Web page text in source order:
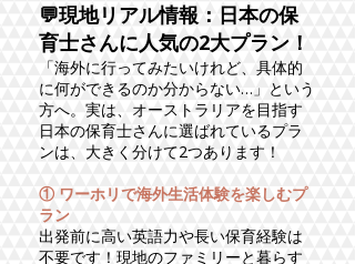
💬現地リアル情報：日本の保
育士さんに人気の2大プラン！
「海外に行ってみたいけれど、具体的
に何ができるのか分からない…」という
方へ。実は、オーストラリアを目指す
日本の保育士さんに選ばれているプラ
ンは、大きく分けて2つあります！
① ワーホリで海外生活体験を楽しむプ
ラン
出発前に高い英語力や長い保育経験は
不要です！現地のファミリーと暮らす